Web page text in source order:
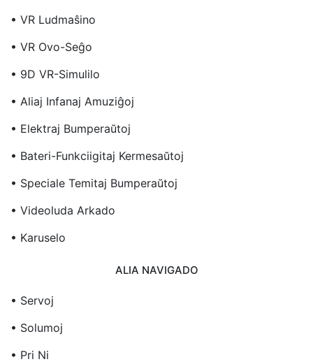
• VR Ludmaŝino
• VR Ovo-Seĝo
• 9D VR-Simulilo
• Aliaj Infanaj Amuziĝoj
• Elektraj Bumperaŭtoj
• Bateri-Funkciigitaj Kermesaŭtoj
• Speciale Temitaj Bumperaŭtoj
• Videoluda Arkado
• Karuselo
ALIA NAVIGADO
• Servoj
• Solumoj
• Pri Ni